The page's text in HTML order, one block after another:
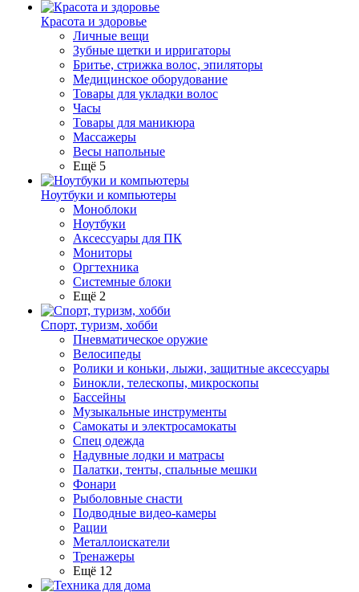
Красота и здоровье
Личные вещи
Зубные щетки и ирригаторы
Бритье, стрижка волос, эпиляторы
Медицинское оборудование
Товары для укладки волос
Часы
Товары для маникюра
Массажеры
Весы напольные
Ещё 5
Ноутбуки и компьютеры
Моноблоки
Ноутбуки
Аксессуары для ПК
Мониторы
Оргтехника
Системные блоки
Ещё 2
Спорт, туризм, хобби
Пневматическое оружие
Велосипеды
Ролики и коньки, лыжи, защитные аксессуары
Бинокли, телескопы, микроскопы
Бассейны
Музыкальные инструменты
Самокаты и электросамокаты
Спец одежда
Надувные лодки и матрасы
Палатки, тенты, спальные мешки
Фонари
Рыболовные снасти
Подводные видео-камеры
Рации
Металлоискатели
Тренажеры
Ещё 12